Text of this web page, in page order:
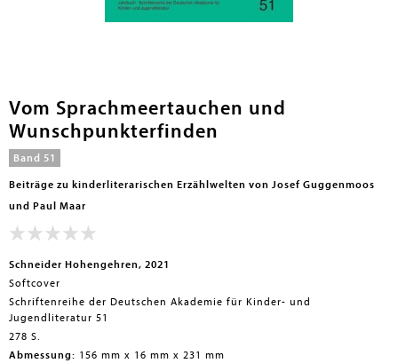
Vom Sprachmeertauchen und
Wunschpunkterfinden
Band 51
Beiträge zu kinderliterarischen Erzählwelten von Josef Guggenmoos
und Paul Maar
Schneider Hohengehren, 2021
Softcover
Schriftenreihe der Deutschen Akademie für Kinder- und
Jugendliteratur 51
278 S.
Abmessung: 156 mm x 16 mm x 231 mm